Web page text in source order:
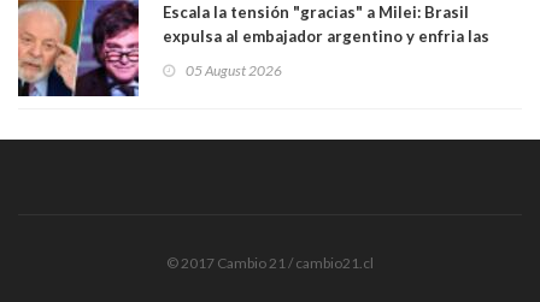
Escala la tensión "gracias" a Milei: Brasil
expulsa al embajador argentino y enfria las
trasandino
05 August 2026
© 2017 Cambio 21 / cambio21.cl